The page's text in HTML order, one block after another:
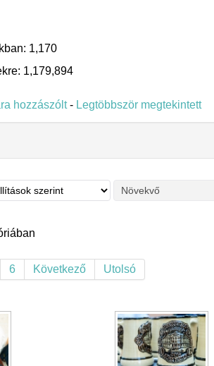
1,170
1,179,894
hozzászólt- Legtöbbször megtekintett
6 Következő Utolsó